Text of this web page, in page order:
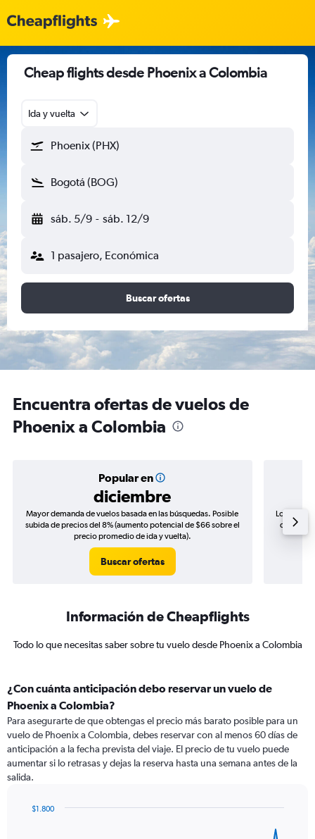
Cheap flights desde Phoenix a Colombia
Ida y vuelta
Phoenix (PHX)
Bogotá (BOG)
sáb. 5/9 - sáb. 12/9
1 pasajero, Económica
Buscar ofertas
Encuentra ofertas de vuelos de
Phoenix a Colombia
Popular en
diciembre
Mayor demanda de vuelos basada en las búsquedas. Posible
subida de precios del 8% (aumento potencial de $66 sobre el
precio promedio de ida y vuelta).
Buscar ofertas
Los
de
Información de Cheapflights
Todo lo que necesitas saber sobre tu vuelo desde Phoenix a Colombia
¿Con cuánta anticipación debo reservar un vuelo de
Phoenix a Colombia?
Para asegurarte de que obtengas el precio más barato posible para un
vuelo de Phoenix a Colombia, debes reservar con al menos 60 días de
anticipación a la fecha prevista del viaje. El precio de tu vuelo puede
aumentar si lo retrasas y dejas la reserva hasta una semana antes de la
salida.
$1.800